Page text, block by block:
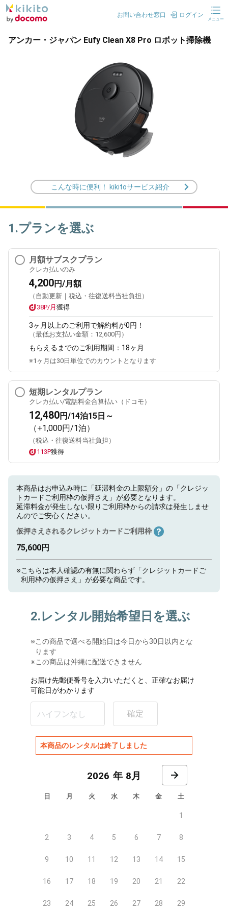
お問い合わせ窓口 ログイン
メニュー
アンカー・ジャパン Eufy Clean X8 Pro ロボット掃除機
こんな時に便利！ kikitoサービス紹介
1.プランを選ぶ
月額サブスクプラン
クレカ払いのみ
4,200円/月額
（自動更新｜税込・往復送料当社負担）
38P/月 獲得
3ヶ月 以上のご利用で解約料が0円！
（最低お支払い金額： 12,600円 ）
もらえるまでのご利用期間： 18ヶ月
※1ヶ月は30日単位でのカウントとなります
短期レンタルプラン
クレカ払い/電話料金合算払い（ドコモ）
12,480円/14泊15日～
（+1,000円/1泊）
（税込・往復送料当社負担）
113P獲得
本商品はお申込み時に「延滞料金の上限額分」の「クレジッ
トカードご利用枠の仮押さえ」が必要となります。
延滞料金が発生しない限りご利用枠からの請求は発生しませ
んのでご安心ください。
仮押さえされるクレジットカードご利用枠
75,600円
※こちらは本人確認の有無に関わらず「クレジットカードご
利用枠の仮押さえ」が必要な商品です。
2.レンタル開始希望日を選ぶ
※この商品で選べる開始日は今日から30日以内とな
ります
※この商品は沖縄に配送できません
お届け先郵便番号を入力いただくと、正確なお届け
可能日がわかります
確定
本商品のレンタルは終了しました
8月
日 月 火 水 木 金 土
1
2 3 4 5 6 7 8
9 10 11 12 13 14 15
16 17 18 19 20 21 22
23 24 25 26 27 28 29